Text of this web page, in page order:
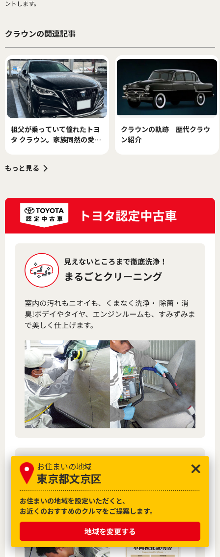
お住まいの地域
東京都文京区
お住まいの地域を設定いただくと、
お近くのおすすめのクルマをご提案します。
地域を変更する
ントします。
クラウンの関連記事
祖父が乗っていて憧れたトヨ
タ クラウン。家族同然の愛車
クラウンの軌跡 歴代クラウ
ン紹介
もっと見る